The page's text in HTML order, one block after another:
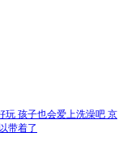
玩 孩子也会爱上洗澡吧 京
带着了